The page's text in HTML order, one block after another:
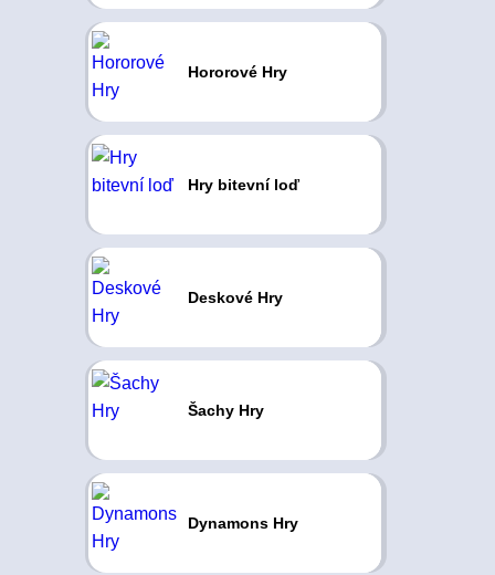
Hororové Hry
Hry bitevní loď
Deskové Hry
Šachy Hry
Dynamons Hry